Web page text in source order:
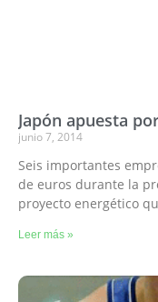
Japón apuesta
junio 7, 2014
Seis importantes
de euros durante la
proyecto energético
Leer más »